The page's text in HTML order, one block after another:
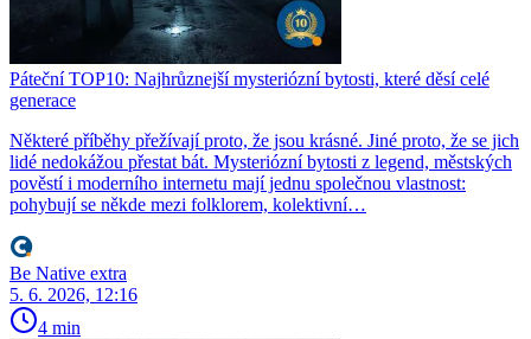
Páteční TOP10: Najhrůznejší mysteriózní bytosti, které děsí celé
generace
Některé příběhy přežívají proto, že jsou krásné. Jiné proto, že se jich
lidé nedokážou přestat bát. Mysteriózní bytosti z legend, městských
pověstí i moderního internetu mají jednu společnou vlastnost:
pohybují se někde mezi folklorem, kolektivní…
Be Native extra
5. 6. 2026, 12:16
4 min